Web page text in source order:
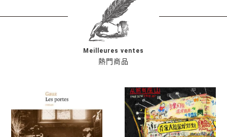
熱門商品
Meilleures ventes